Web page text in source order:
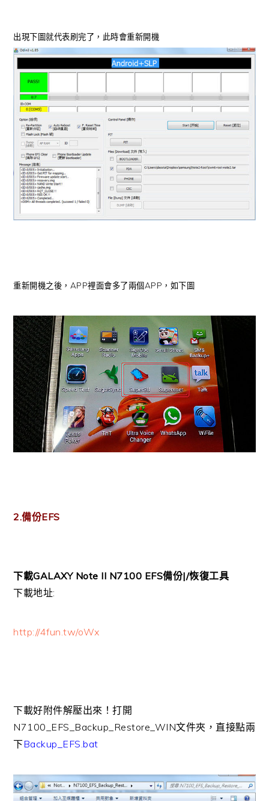
出現下圖就代表刷完了，此時會重新開機
重新開機之後，APP裡面會多了兩個APP，如下圖
2.備份EFS
下載GALAXY Note II N7100 EFS備份|/恢復工具
下載地址:
http://4fun.tw/oWx
下載好附件解壓出來！打開
N7100_EFS_Backup_Restore_WIN文件夾，直接點兩
下Backup_EFS.bat